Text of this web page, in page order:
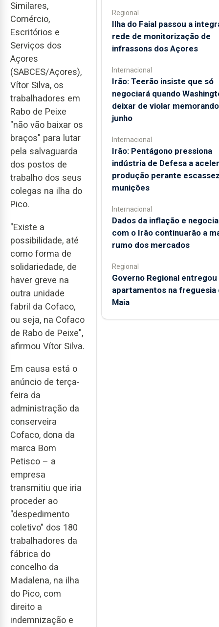
Similares,
Comércio,
Escritórios e
Serviços dos
Açores
(SABCES/Açores),
Vítor Silva, os
trabalhadores em
Rabo de Peixe
"não vão baixar os
braços" para lutar
pela salvaguarda
dos postos de
trabalho dos seus
colegas na ilha do
Pico.
"Existe a
possibilidade, até
como forma de
solidariedade, de
haver greve na
outra unidade
fabril da Cofaco,
ou seja, na Cofaco
de Rabo de Peixe",
afirmou Vítor Silva.
Em causa está o
anúncio de terça-
feira da
administração da
conserveira
Cofaco, dona da
marca Bom
Petisco – a
empresa
transmitiu que iria
proceder ao
"despedimento
coletivo" dos 180
trabalhadores da
fábrica do
concelho da
Madalena, na ilha
do Pico, com
direito a
indemnização e
Regional
Ilha do Faial passou a
rede de monitorização de
infrassons dos Açores
Internacional
Irão: Teerão insiste que só
negociará quando
deixar de violar
junho
Internacional
Irão: Pentágono pressiona
indústria de Defesa a
produção perante
munições
Internacional
Dados da inflação e
com o Irão continuarão a
rumo dos mercados
Regional
Governo Regional entregou
apartamentos na freguesia
Maia